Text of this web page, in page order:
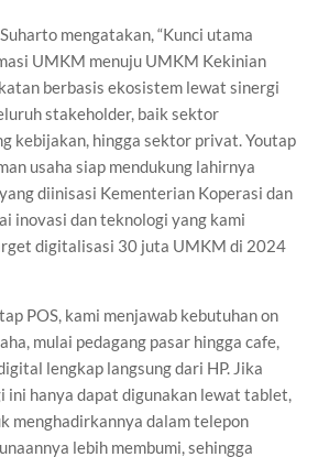
mengatakan, “Kunci utama
UMKM menuju UMKM Kekinian
berbasis ekosistem lewat sinergi
stakeholder, baik sektor
kebijakan, hingga sektor privat. Youtap
usaha siap mendukung lahirnya
diinisasi Kementerian Koperasi dan
inovasi dan teknologi yang kami
digitalisasi 30 juta UMKM di 2024
POS, kami menjawab kebutuhan on
mulai pedagang pasar hingga cafe,
lengkap langsung dari HP. Jika
ini hanya dapat digunakan lewat tablet,
menghadirkannya dalam telepon
lebih membumi, sehingga